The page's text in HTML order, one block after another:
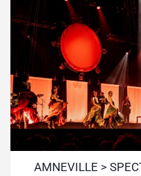
AMNEVILLE >